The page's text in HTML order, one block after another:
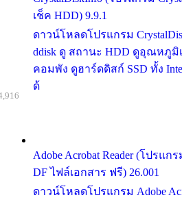
เช็ค HDD) 9.9.1
ดาวน์โหลดโปรแกรม
ddisk ดู สถานะ HDD ดูอุณหภูมิ
คอมพัง ดูฮาร์ดดิสก์ SSD ทั้ง
ด้
Adobe Acrobat Reader (โปรแ
DF ไฟล์เอกสาร ฟรี) 26.001
ดาวน์โหลดโปรแกรม Adobe